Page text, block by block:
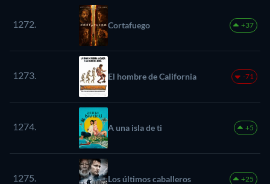
1272. Cortafuego +37
1273. El hombre de California -71
1274. A una isla de ti +5
1275. Los últimos caballeros +25